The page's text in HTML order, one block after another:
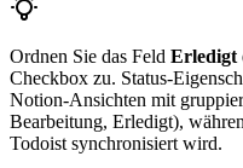
Ordnen Sie das Feld Erledigt
Checkbox zu. Status-
Notion-Ansichten mit
Bearbeitung, Erledigt),
Todoist synchronisiert wird.